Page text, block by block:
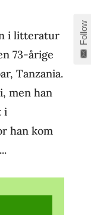
i litteratur
73-årige
Tanzania.
men han
i
han kom
Follow